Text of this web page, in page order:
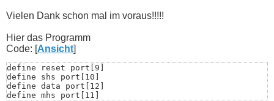
Vielen Dank schon mal im voraus!!!!!
Hier das Programm
Code: [Ansicht]
define reset port[9]
define shs port[10]
define data port[12]
define mhs port[11]